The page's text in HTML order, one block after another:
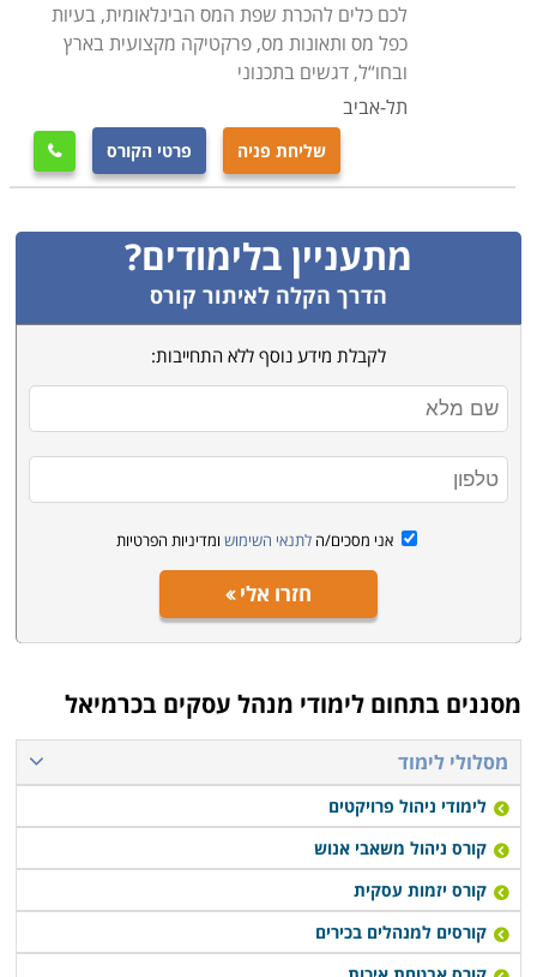
לכם כלים להכרת שפת המס הבינלאומית, בעיות
כפל מס ותאונות מס, פרקטיקה מקצועית בארץ
ובחו“ל, דגשים בתכנוני
תל-אביב
שליחת פניה פרטי הקורס 
מתעניין בלימודים?
הדרך הקלה לאיתור קורס
לקבלת מידע נוסף ללא התחייבות:
אני מסכים/ה לתנאי השימוש ומדיניות הפרטיות
חזרו אלי
מסננים בתחום לימודי מנהל עסקים בכרמיאל
מסלולי לימוד
לימודי ניהול פרויקטים
קורס ניהול משאבי אנוש
קורס יזמות עסקית
קורסים למנהלים בכירים